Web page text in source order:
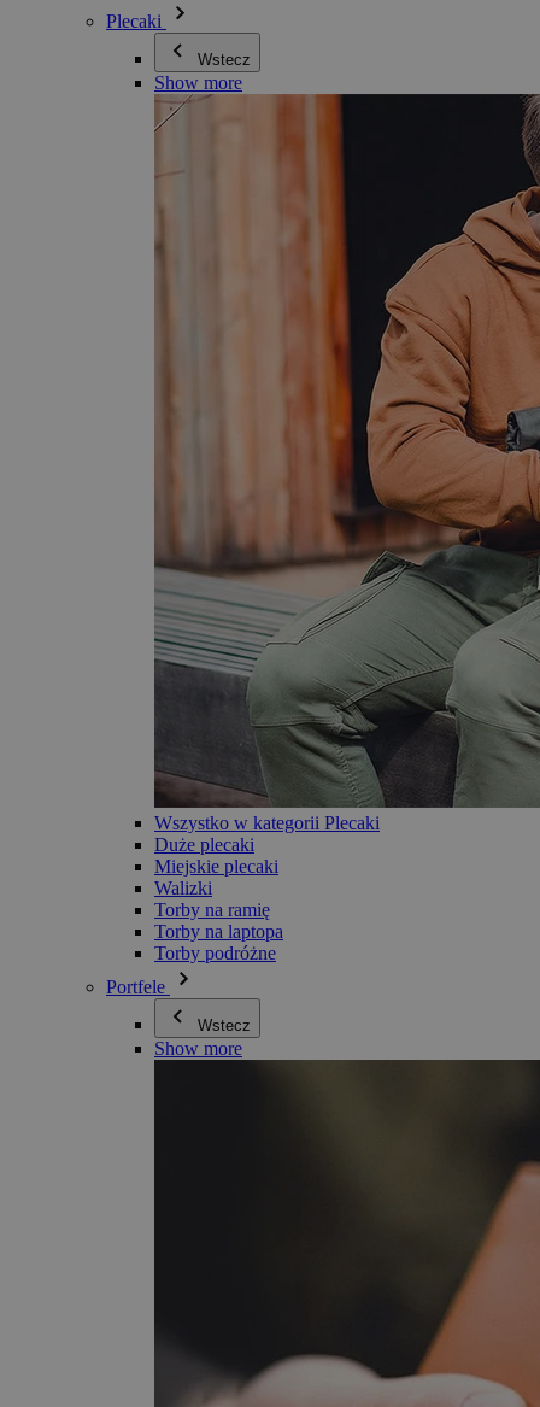
Plecaki
Wstecz
Show more
Wszystko w kategorii Plecaki
Duże plecaki
Miejskie plecaki
Walizki
Torby na ramię
Torby na laptopa
Torby podróżne
Portfele
Wstecz
Show more